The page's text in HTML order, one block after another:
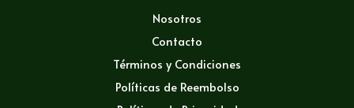
Nosotros
Contacto
Términos y Condiciones
Políticas de Reembolso